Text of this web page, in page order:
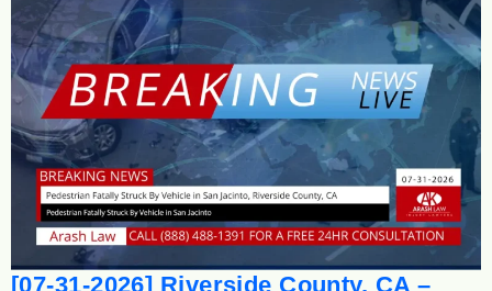
[07-31-2026] Riverside County, CA –